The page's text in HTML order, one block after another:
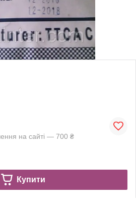
на сайті — 700 ₴
Купити